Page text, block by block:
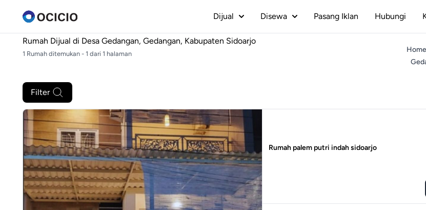
Dijual Disewa Pasang Iklan Hubungi
Rumah Dijual di Desa Gedangan, Gedangan, Kabupaten Sidoarjo
1 Rumah ditemukan - 1 dari 1 halaman Home
Filter
Rumah palem putri indah sidoarjo